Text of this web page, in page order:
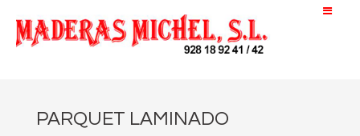
PARQUET LAMINADO